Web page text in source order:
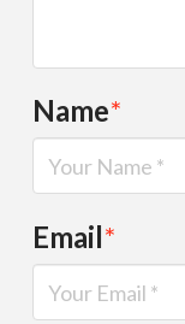
Name*
Email*